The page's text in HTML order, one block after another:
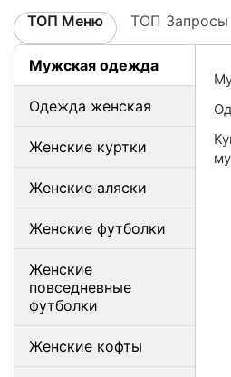
ТОП Меню ТОП Запросы
Мужская одежда
Одежда женская
Женские куртки
Женские аляски
Женские футболки
Женские
повседневные
футболки
Женские кофты